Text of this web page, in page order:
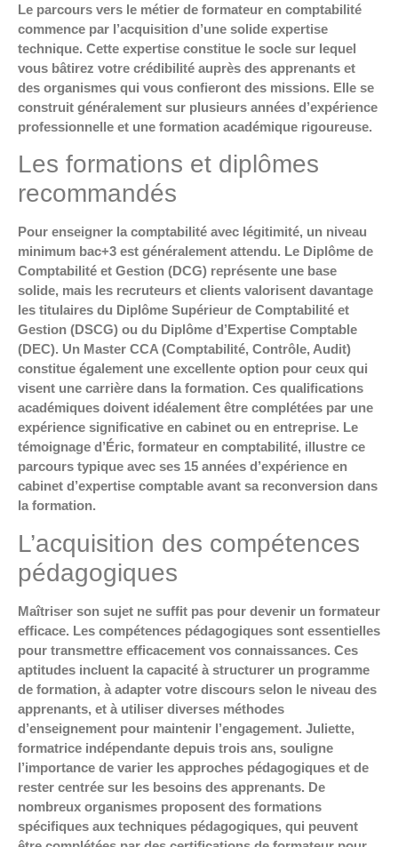
Le parcours vers le métier de formateur en comptabilité
commence par l’acquisition d’une solide expertise
technique. Cette expertise constitue le socle sur lequel
vous bâtirez votre crédibilité auprès des apprenants et
des organismes qui vous confieront des missions. Elle se
construit généralement sur plusieurs années d’expérience
professionnelle et une formation académique rigoureuse.
Les formations et diplômes
recommandés
Pour enseigner la comptabilité avec légitimité, un niveau
minimum bac+3 est généralement attendu. Le Diplôme de
Comptabilité et Gestion (DCG) représente une base
solide, mais les recruteurs et clients valorisent davantage
les titulaires du Diplôme Supérieur de Comptabilité et
Gestion (DSCG) ou du Diplôme d’Expertise Comptable
(DEC). Un Master CCA (Comptabilité, Contrôle, Audit)
constitue également une excellente option pour ceux qui
visent une carrière dans la formation. Ces qualifications
académiques doivent idéalement être complétées par une
expérience significative en cabinet ou en entreprise. Le
témoignage d’Éric, formateur en comptabilité, illustre ce
parcours typique avec ses 15 années d’expérience en
cabinet d’expertise comptable avant sa reconversion dans
la formation.
L’acquisition des compétences
pédagogiques
Maîtriser son sujet ne suffit pas pour devenir un formateur
efficace. Les compétences pédagogiques sont essentielles
pour transmettre efficacement vos connaissances. Ces
aptitudes incluent la capacité à structurer un programme
de formation, à adapter votre discours selon le niveau des
apprenants, et à utiliser diverses méthodes
d’enseignement pour maintenir l’engagement. Juliette,
formatrice indépendante depuis trois ans, souligne
l’importance de varier les approches pédagogiques et de
rester centrée sur les besoins des apprenants. De
nombreux organismes proposent des formations
spécifiques aux techniques pédagogiques, qui peuvent